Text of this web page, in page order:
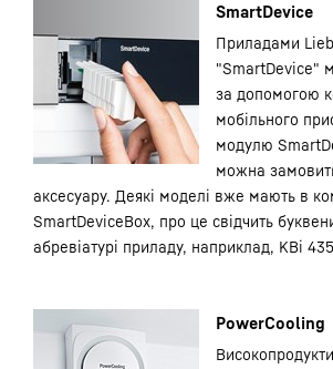
SmartDevice
Приладами
"SmartDevice"
за допомогою
мобільного
модулю
можна
аксесуару. Деякі моделі вже мають в
SmartDeviceBox, про це свідчить
абревіатурі приладу, наприклад, KBi
PowerCooling